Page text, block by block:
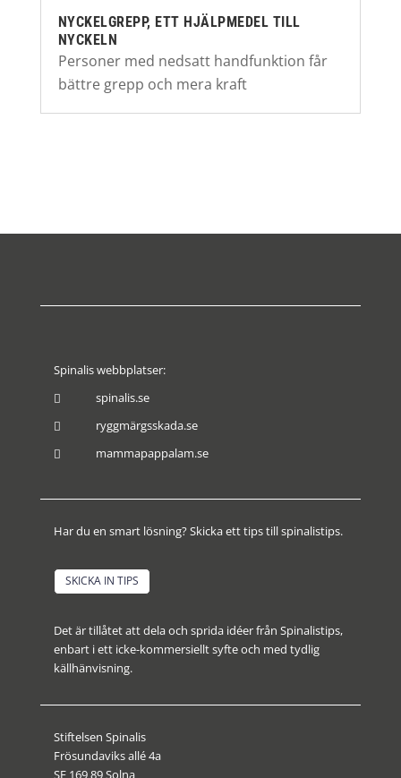
NYCKELGREPP, ETT HJÄLPMEDEL TILL
NYCKELN
Personer med nedsatt handfunktion får
bättre grepp och mera kraft
Spinalis webbplatser:
 spinalis.se
 ryggmärgsskada.se
 mammapappalam.se
Har du en smart lösning? Skicka ett tips till spinalistips.
SKICKA IN TIPS
Det är tillåtet att dela och sprida idéer från Spinalistips,
enbart i ett icke-kommersiellt syfte och med tydlig
källhänvisning.
Stiftelsen Spinalis
Frösundaviks allé 4a
SE 169 89 Solna